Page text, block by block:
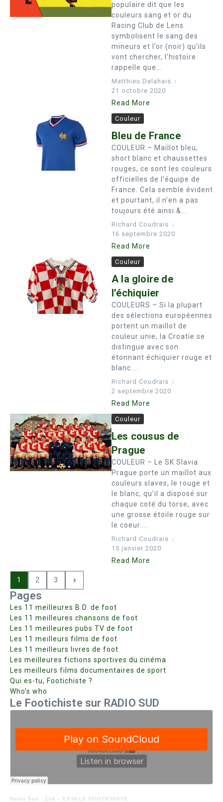
populaire dit que les
couleurs sang et or du
Racing Club de Lens
symbolisent le sang des
mineurs et l’or (noir) qu’ils
vont chercher, l’histoire
rappelle que...
Matthieu Delahais
21 octobre 2020
Read More
Couleur
Bleu de France
COULEUR – Maillot bleu,
short blanc et chaussettes
rouges, ce sont les couleurs
officielles de l’équipe de
France. Cela semble évident
et pourtant, il n’en a pas
toujours été ainsi.&...
Richard Coudrais
16 septembre 2020
Read More
Couleur
A la gloire de
l’échiquier
COULEURS – Si la plupart
des sélections européennes
portent un maillot de
couleur unie, la Croatie se
distingue avec son
étonnant échiquier rouge et
blanc....
Richard Coudrais
2 septembre 2020
Read More
Couleur
Les cousus de
Prague
COULEUR – Le SK Slavia
Prague porte un maillot aux
couleurs slaves, le rouge et
le blanc, qu’il a disposé sur
chaque coté du torse, avec
une grosse étoile rouge sur
le coeur....
Richard Coudrais
15 janvier 2020
Read More
1 2 3
Pages
Les 11 meilleures B.D. de foot
Les 11 meilleures chansons de foot
Les 11 meilleures pubs TV de foot
Les 11 meilleurs films de foot
Les 11 meilleurs livres de foot
Les meilleures fictions sportives du cinéma
Les meilleurs films documentaires de sport
Qui es-tu, Footichiste ?
Who’s who
Le Footichiste sur RADIO SUD
Radio Sud · 234 – ESTA LE FOOTICHISTE